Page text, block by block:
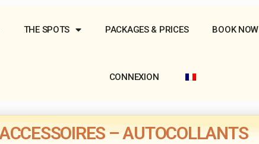
THE SPOTS PACKAGES & PRICES BOOK NOW
CONNEXION
– AUTOCOLLANTS